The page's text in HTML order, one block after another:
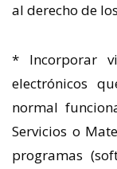
al derecho de
* Incorporar
electrónicos
normal
Servicios o
programas